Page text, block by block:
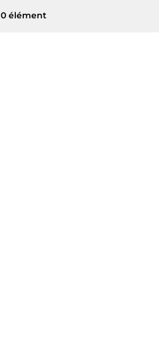
0 élément